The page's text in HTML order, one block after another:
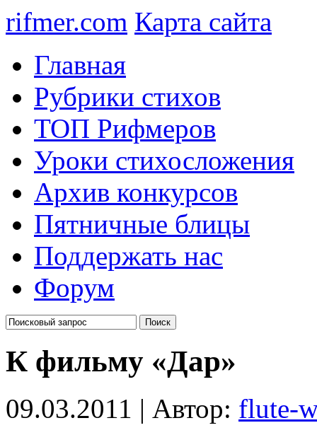
rifmer.com Карта сайта
Главная
Рубрики стихов
ТОП Рифмеров
Уроки стихосложения
Архив конкурсов
Пятничные блицы
Поддержать нас
Форум
К фильму «Дар»
09.03.2011 | Автор: flute-